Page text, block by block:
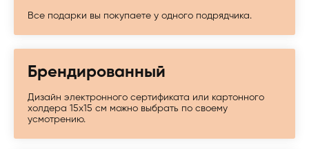
Все подарки вы покупаете у одного подрядчика.
Брендированный
Дизайн электронного сертификата или картонного
холдера 15х15 см можно выбрать по своему
усмотрению.